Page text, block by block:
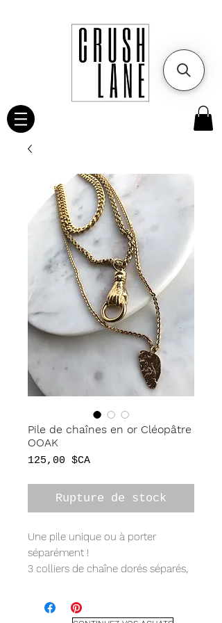
Pile de chaînes en or Cléopâtre
OOAK
125,00 $CAPrix
Rupture de stock
Une pile unique ou à porter
séparément !
3 colliers de chaîne dorés séparés,
maillon fantaisie avec breloque en
forme de poing de 24", 1x chaîne